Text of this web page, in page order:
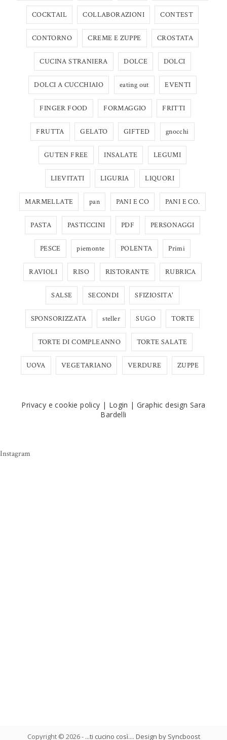
COCKTAIL COLLABORAZIONI CONTEST
CONTORNO CREME E ZUPPE CROSTATA
CUCINA STRANIERA DOLCE DOLCI
DOLCI A CUCCHIAIO eating out EVENTI
FINGER FOOD FORMAGGIO FRITTI
FRUTTA GELATO GIFTED gnocchi
GUTEN FREE INSALATE LEGUMI
LIEVITATI LIGURIA LIQUORI
MARMELLATE pan PANI E CO PANI E CO.
PASTA PASTICCINI PDF PERSONAGGI
PESCE piemonte POLENTA Primi
RAVIOLI RISO RISTORANTE RUBRICA
SALSE SECONDI SFIZIOSITA'
SPONSORIZZATA steller SUGO TORTE
TORTE DI COMPLEANNO TORTE SALATE
UOVA VEGETARIANO VERDURE ZUPPE
Privacy e cookie policy | Login | Graphic design Sara
Bardelli
Instagram
Copyright © 2026- ...ti cucino così.... Design by Syncboost